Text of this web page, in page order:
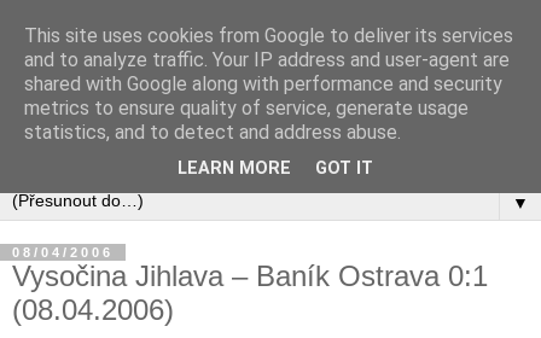
▼
08/04/2006
Vysočina Jihlava – Baník Ostrava 0:1
(08.04.2006)
This site uses cookies from Google to deliver its services
and to analyze traffic. Your IP address and user-agent are
shared with Google along with performance and security
metrics to ensure quality of service, generate usage
statistics, and to detect and address abuse.
LEARN MORE GOT IT